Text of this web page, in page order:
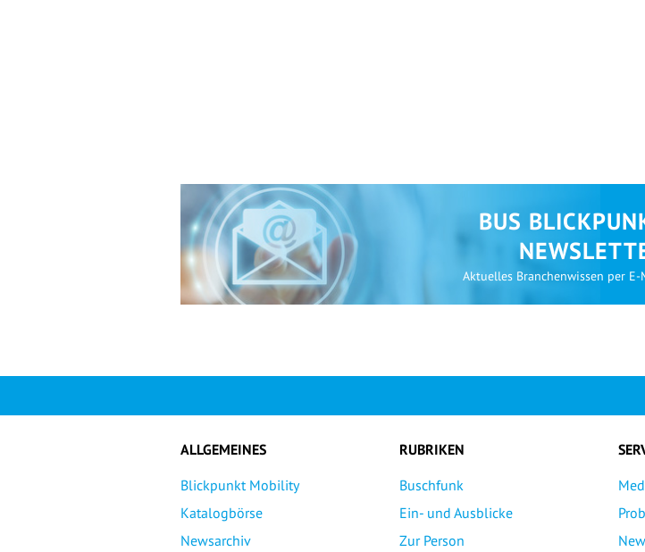
BUS
Aktuelles Branchenwissen per E-
ALLGEMEINES
Blickpunkt Mobility
Katalogbörse
Newsarchiv
RUBRIKEN
Buschfunk
Ein- und Ausblicke
Zur Person